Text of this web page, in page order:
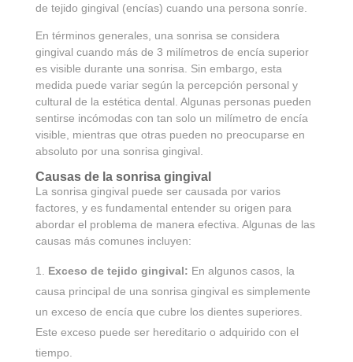
de tejido gingival (encías) cuando una persona sonríe.
En términos generales, una sonrisa se considera
gingival cuando más de 3 milímetros de encía superior
es visible durante una sonrisa. Sin embargo, esta
medida puede variar según la percepción personal y
cultural de la estética dental. Algunas personas pueden
sentirse incómodas con tan solo un milímetro de encía
visible, mientras que otras pueden no preocuparse en
absoluto por una sonrisa gingival.
Causas de la sonrisa gingival
La sonrisa gingival puede ser causada por varios
factores, y es fundamental entender su origen para
abordar el problema de manera efectiva. Algunas de las
causas más comunes incluyen:
Exceso de tejido gingival: En algunos casos, la
causa principal de una sonrisa gingival es simplemente
un exceso de encía que cubre los dientes superiores.
Este exceso puede ser hereditario o adquirido con el
tiempo.